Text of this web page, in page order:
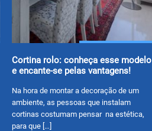
Cortina rolo: conheça esse modelo
e encante-se pelas vantagens!
Na hora de montar a decoração de um
ambiente, as pessoas que instalam
cortinas costumam pensar na estética,
para que […]